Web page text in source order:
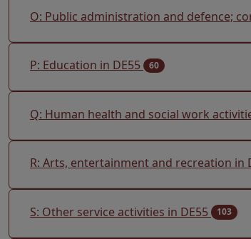
O: Public administration and defence;
P: Education in DE55 60
Q: Human health and social work
R: Arts, entertainment and recreation in
S: Other service activities in DE55 103